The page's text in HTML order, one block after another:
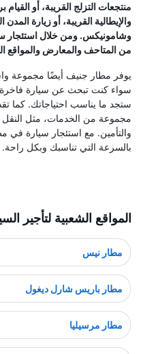
منتجعات التزلج القريبة، أو
والإيطالية القريبة، أو زيارة
وشامونيكس. ومن خلال استئجار
من المتاحف والمعارض والمواقع
يوفر مطار جنيف أيضًا مجموعة
سواء كنت تبحث عن سيارة فاخرة،
ستجد ما يناسب احتياجاتك. كما
والتأمين. مع استئجار سيارة
بالسرعة التي تناسبك وبكل راحة.
المواقع الشعبية لتأجير
مطار نيس
مطار باريس شارل ديغول
مطار مرسيليا